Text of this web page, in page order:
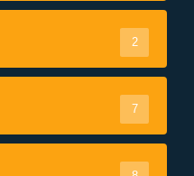
2
7